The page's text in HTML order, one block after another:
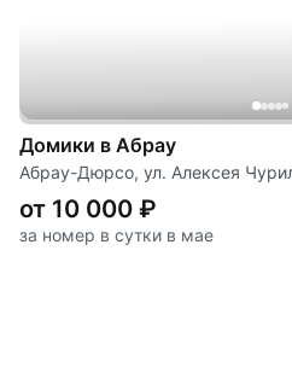
Домики в Абрау
Абрау-Дюрсо, ул. Алексея
от 10 000 ₽
за номер в сутки в мае